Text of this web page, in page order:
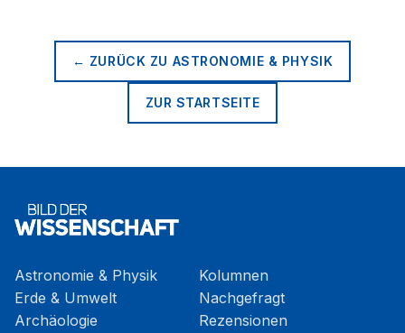
← ZURÜCK ZU ASTRONOMIE & PHYSIK
ZUR STARTSEITE
Astronomie & Physik
Erde & Umwelt
Archäologie
Kolumnen
Nachgefragt
Rezensionen